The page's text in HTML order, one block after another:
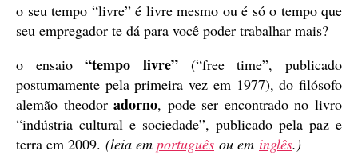
o seu tempo “livre” é livre mesmo ou é só o tempo que
seu empregador te dá para você poder trabalhar mais?
o ensaio“tempo livre” (“free time”, publicado
postumamente pela primeira vez em 1977), do filósofo
alemão theodoradorno, pode ser encontrado no livro
“indústria cultural e sociedade”, publicado pela paz e
terra em 2009. (leia em português ou em inglês.)